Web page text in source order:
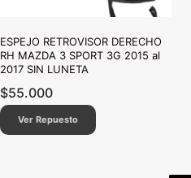
ESPEJO RETROVISOR DERECHO
RH MAZDA 3 SPORT 3G 2015 al
2017 SIN LUNETA
$55.000
Ver Repuesto